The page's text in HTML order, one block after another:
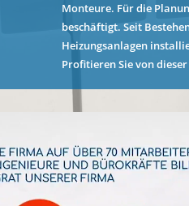
Monteure. Für die
beschäftigt. Seit
Heizungsanlagen
Profitieren Sie von